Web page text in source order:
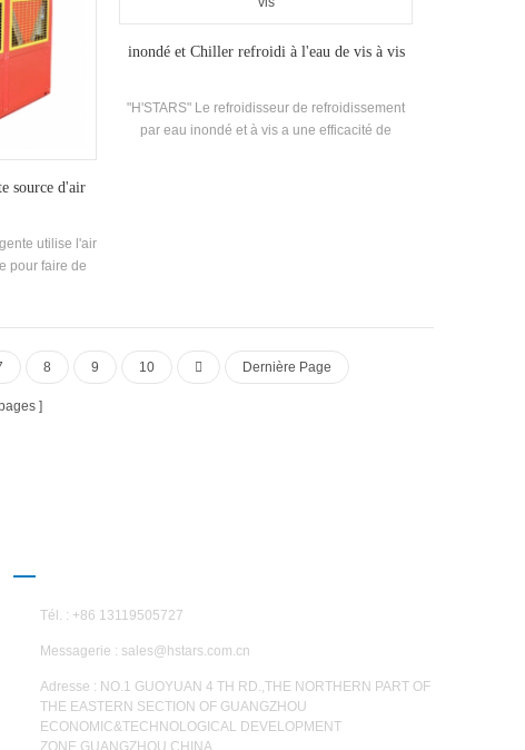
utilisant R22,
and medium-sized offices, factory workshops,
hotels, villas, etc
source d'air
utilise l'air
pour faire de
inondé et Chiller refroidi à l'eau de vis à vis
"H'STARS" Le refroidisseur de refroidissement
par eau inondé et à vis a une efficacité de
8 9 10 Dernière Page
Tél. : +86 13119505727
Messagerie : sales@hstars.com.cn
Adresse : NO.1 GUOYUAN 4 TH RD.,THE NORTHERN PART OF
THE EASTERN SECTION OF GUANGZHOU
ECONOMIC&TECHNOLOGICAL DEVELOPMENT
ZONE,GUANGZHOU,CHINA